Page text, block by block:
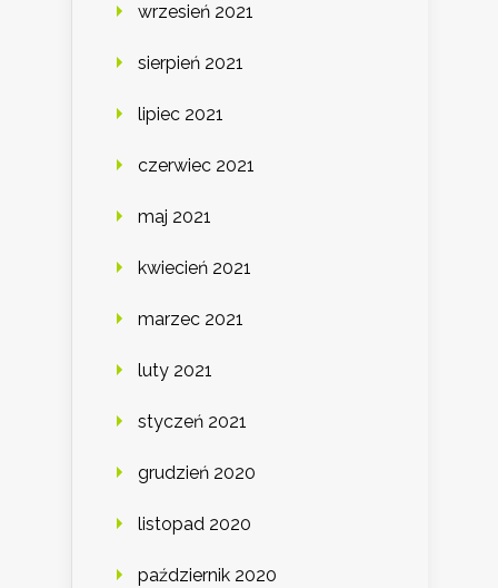
wrzesień 2021
sierpień 2021
lipiec 2021
czerwiec 2021
maj 2021
kwiecień 2021
marzec 2021
luty 2021
styczeń 2021
grudzień 2020
listopad 2020
październik 2020